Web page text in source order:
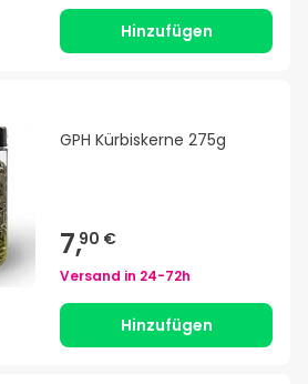
Hinzufügen
GPH Kürbiskerne 275g
7,90 €
Versand in 24-72h
Hinzufügen